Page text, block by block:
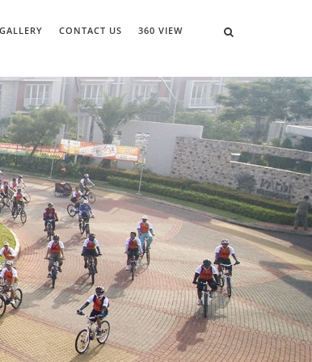
GALLERY CONTACT US 360 VIEW